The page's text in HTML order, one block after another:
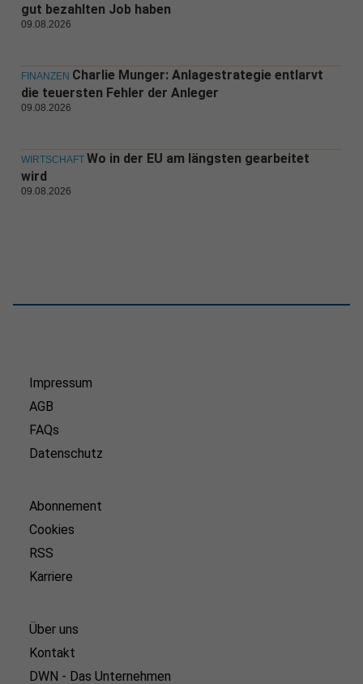
gut bezahlten Job haben
09.08.2026
FINANZEN Charlie Munger: Anlagestrategie entlarvt
die teuersten Fehler der Anleger
09.08.2026
WIRTSCHAFT Wo in der EU am längsten gearbeitet
wird
09.08.2026
Impressum
AGB
FAQs
Datenschutz
Abonnement
Cookies
RSS
Karriere
Über uns
Kontakt
DWN - Das Unternehmen